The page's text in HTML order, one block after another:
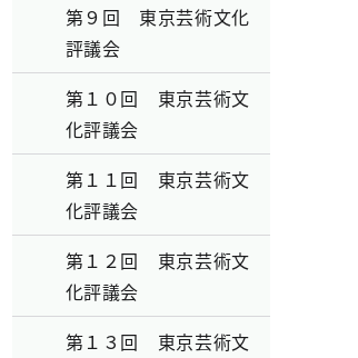
第９回 東京芸術文化
評議会
第１０回 東京芸術文
化評議会
第１１回 東京芸術文
化評議会
第１２回 東京芸術文
化評議会
第１３回 東京芸術文